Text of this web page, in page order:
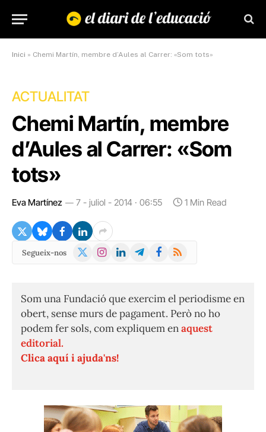
Inici » Chemi Martín, membre d’Aules al Carrer: «Som tots»
ACTUALITAT
Chemi Martín, membre
d’Aules al Carrer: «Som
tots»
Eva Martínez 7 - juliol - 2014 · 06:55 1 Min Read
Segueix-nos
X
Instagram
LinkedInTelegramFacebook
RSS
Som una Fundació que exercim el periodisme en
obert, sense murs de pagament. Però no ho
podem fer sols, com expliquem enaquest
editorial.
Clica aquí i ajuda'ns!